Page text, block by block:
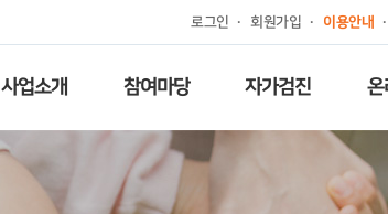
로그인 회원가입 이용안내
사업소개 참여마당 자가검진 온